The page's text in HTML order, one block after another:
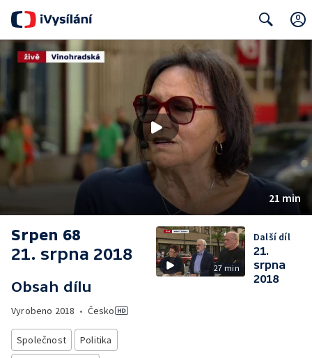
Search
21 min
Srpen 68
21. srpna 2018
Obsah dílu
Vyrobeno 2018 • Česko
Společnost
Politika
27 min
Další díl
21.
srpna
2018